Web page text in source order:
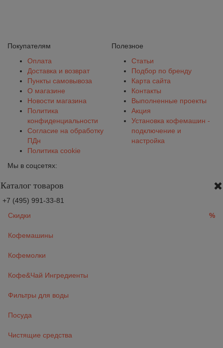
Покупателям
Оплата
Доставка и возврат
Пункты самовывоза
О магазине
Новости магазина
Политика
конфиденциальности
Согласие на обработку
ПДн
Политика cookie
Полезное
Статьи
Подбор по бренду
Карта сайта
Контакты
Выполненные проекты
Акция
Установка кофемашин -
подключение и
настройка
Мы в соцсетях:
Каталог товаров
+7 (495) 991-33-81
Скидки
%
Кофемашины
Кофемолки
Кофе&Чай Ингредиенты
Фильтры для воды
Посуда
Чистящие средства